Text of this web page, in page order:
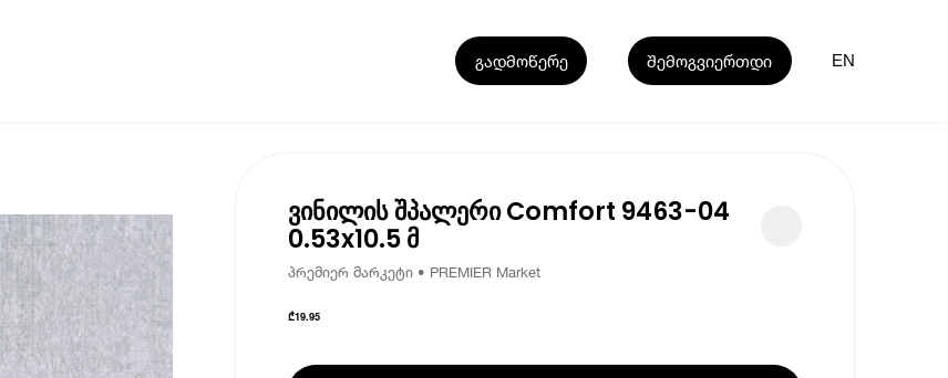
გადმოწერე შემოგვიერთდი EN
ვინილის შპალერი Comfort 9463-04
0.53x10.5 მ
პრემიერ მარკეტი • PREMIER Market
₾19.95